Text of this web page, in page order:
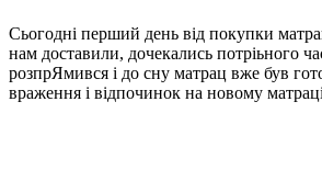
Сьогодні перший день від покупки
нам доставили, дочекались потріьного
розпрЯмився і до сну матрац вже був
враження і відпочинок на новому